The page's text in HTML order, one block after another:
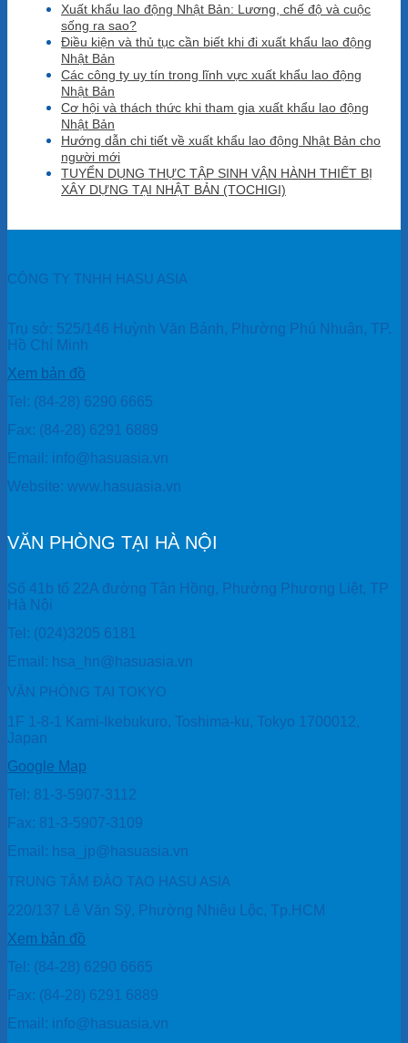
Xuất khẩu lao động Nhật Bản: Lương, chế độ và cuộc
sống ra sao?
Điều kiện và thủ tục cần biết khi đi xuất khẩu lao động
Nhật Bản
Các công ty uy tín trong lĩnh vực xuất khẩu lao động
Nhật Bản
Cơ hội và thách thức khi tham gia xuất khẩu lao động
Nhật Bản
Hướng dẫn chi tiết về xuất khẩu lao động Nhật Bản cho
người mới
TUYỂN DỤNG THỰC TẬP SINH VẬN HÀNH THIẾT BỊ
XÂY DỰNG TẠI NHẬT BẢN (TOCHIGI)
CÔNG TY TNHH HASU ASIA
Trụ sở: 525/146 Huỳnh Văn Bánh, Phường Phú Nhuận, TP.
Hồ Chí Minh
Xem bản đồ
Tel: (84-28) 6290 6665
Fax: (84-28) 6291 6889
Email: info@hasuasia.vn
Website: www.hasuasia.vn
VĂN PHÒNG TẠI HÀ NỘI
Số 41b tổ 22A đường Tân Hồng, Phường Phương Liệt, TP
Hà Nội
Tel: (024)3205 6181
Email: hsa_hn@hasuasia.vn
VĂN PHÒNG TẠI TOKYO
1F 1-8-1 Kami-Ikebukuro, Toshima-ku, Tokyo 1700012,
Japan
Google Map
Tel: 81-3-5907-3112
Fax: 81-3-5907-3109
Email: hsa_jp@hasuasia.vn
TRUNG TÂM ĐÀO TẠO HASU ASIA
220/137 Lê Văn Sỹ, Phường Nhiêu Lộc, Tp.HCM
Xem bản đồ
Tel: (84-28) 6290 6665
Fax: (84-28) 6291 6889
Email: info@hasuasia.vn